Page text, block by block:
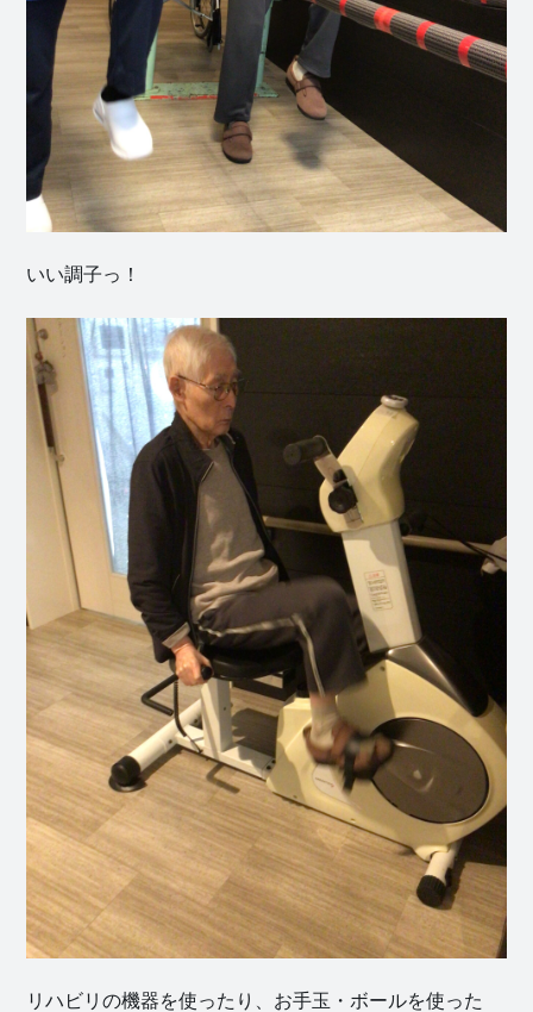
いい調子っ！
リハビリの機器を使ったり、お手玉・ボールを使った